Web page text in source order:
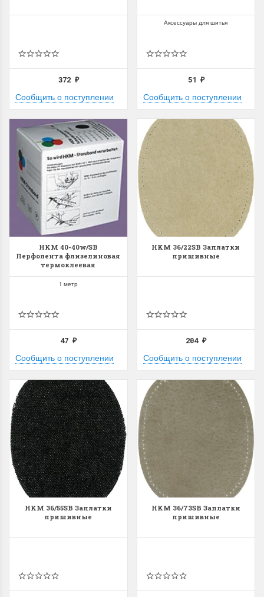
372 ₽
Сообщить о поступлении
Аксессуары для шитья
51 ₽
Сообщить о поступлении
HKM 40-40w/SB
Перфолента флизелиновая
термоклеевая
1 метр
47₽
Сообщить о поступлении
HKM 36/22SB Заплатки
пришивные
204₽
Сообщить о поступлении
HKM 36/55SB Заплатки
пришивные
HKM 36/73SB Заплатки
пришивные